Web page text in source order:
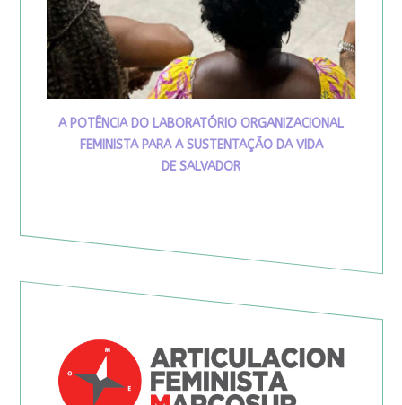
A POTÊNCIA DO LABORATÓRIO ORGANIZACIONAL
FEMINISTA PARA A SUSTENTAÇÃO DA VIDA
DE SALVADOR